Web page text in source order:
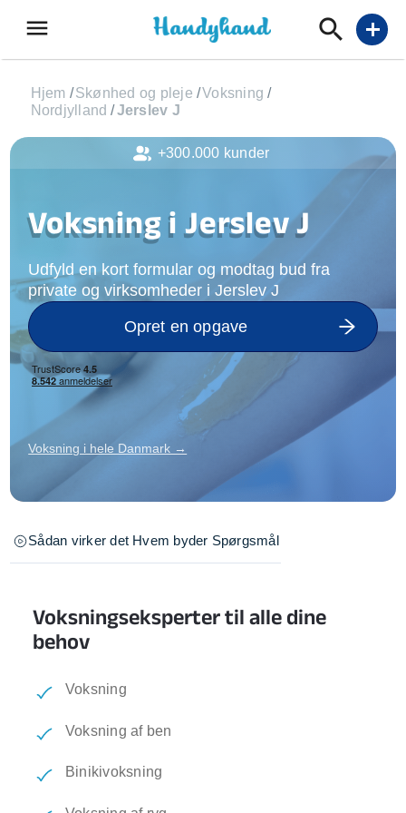
menu add
Hjem /Skønhed og pleje /Voksning /
Nordjylland /Jerslev J
Voksning i Jerslev J
Udfyld en kort formular og modtag bud fra
private og virksomheder i Jerslev J
Opret en opgave
Voksning i hele Danmark →
Sådan virker det Hvem byder Spørgsmål
Voksningseksperter til alle dine
behov
Voksning
Voksning af ben
Binikivoksning
+300.000 kunder